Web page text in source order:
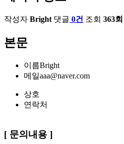
작성자 Bright 댓글 0건 조회 363회
본문
이름Bright
메일aaa@naver.com
상호
연락처
[ 문의내용 ]